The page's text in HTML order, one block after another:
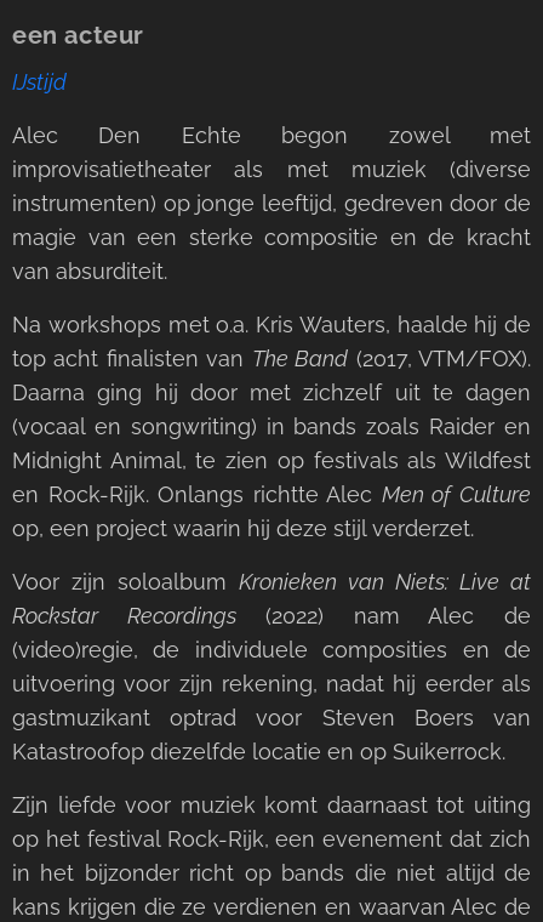
een acteur
IJstijd
Alec Den Echte begon zowel met
improvisatietheater als met muziek (diverse
instrumenten) op jonge leeftijd, gedreven door de
magie van een sterke compositie en de kracht
van absurditeit.
Na workshops met o.a. Kris Wauters, haalde hij de
top acht finalisten van The Band (2017, VTM/FOX).
Daarna ging hij door met zichzelf uit te dagen
(vocaal en songwriting) in bands zoals Raider en
Midnight Animal, te zien op festivals als Wildfest
en Rock-Rijk. Onlangs richtte Alec Men of Culture
op, een project waarin hij deze stijl verderzet.
Voor zijn soloalbumKronieken van Niets: Live at
Rockstar Recordings(2022) nam Alec de
(video)regie, de individuele composities en de
uitvoering voor zijn rekening, nadat hij eerder als
gastmuzikant optrad voor Steven Boers van
Katastroofop diezelfde locatie en op Suikerrock.
Zijn liefde voor muziek komt daarnaast tot uiting
op het festival Rock-Rijk, een evenement dat zich
in het bijzonder richt op bands die niet altijd de
kans krijgen die ze verdienen en waarvan Alec de